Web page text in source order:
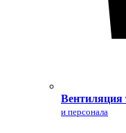
Вентиляция
и персонала